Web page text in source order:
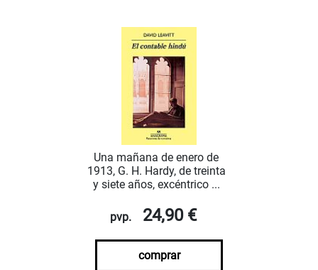
Una mañana de enero de
1913, G. H. Hardy, de treinta
y siete años, excéntrico ...
pvp. 24,90 €
comprar